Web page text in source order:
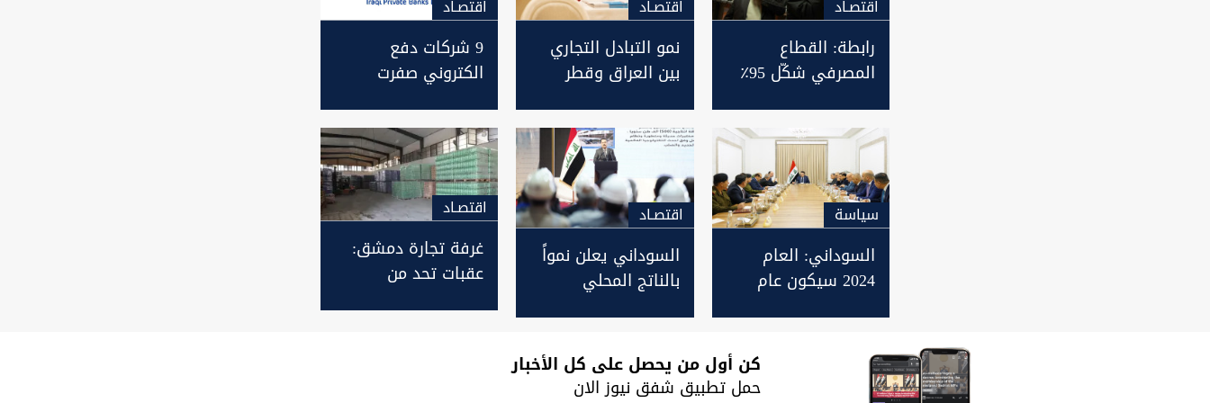
اقتصـاد
رابطة: القطاع
المصرفي شكّل 95٪
البورصة العراقية
اقتصـاد
نمو التبادل التجاري
بين العراق وقطر
اقتصـاد
9 شركات دفع
الكتروني صفرت
مجلس الوزراء
العراقي
سیاسة
السوداني: العام
2024 سيكون عام
اقتصـاد
السوداني يعلن نمواً
بالناتج المحلي
ليصل إلى 6%
اقتصـاد
غرفة تجارة دمشق:
عقبات تحد من
كن أول من يحصل على كل الأخبار
حمل تطبيق شفق نيوز الان